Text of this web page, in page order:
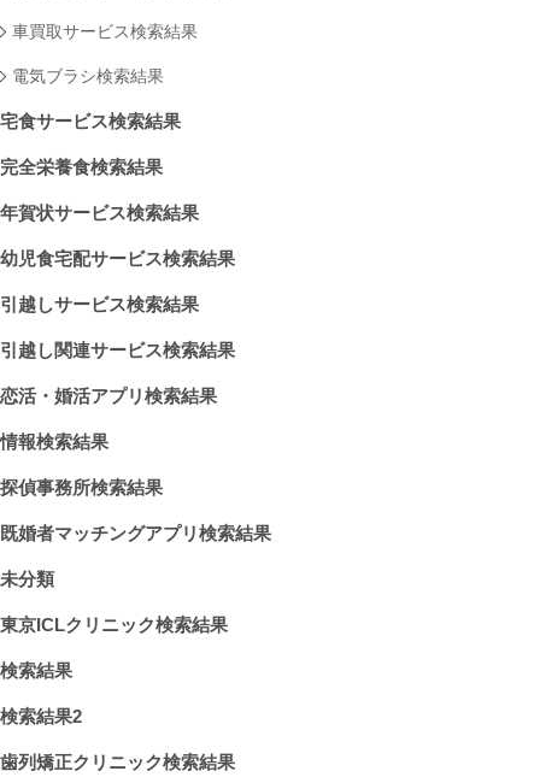
車買取サービス検索結果
電気ブラシ検索結果
宅食サービス検索結果
完全栄養食検索結果
年賀状サービス検索結果
幼児食宅配サービス検索結果
引越しサービス検索結果
引越し関連サービス検索結果
恋活・婚活アプリ検索結果
情報検索結果
探偵事務所検索結果
既婚者マッチングアプリ検索結果
未分類
東京ICLクリニック検索結果
検索結果
検索結果2
歯列矯正クリニック検索結果